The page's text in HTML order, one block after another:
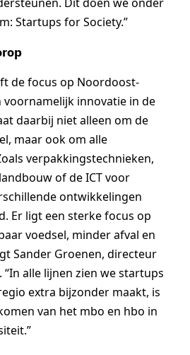
Startups for Society.”
de focus op Noordoost-
voornamelijk innovatie in de
daarbij niet alleen om de
maar ook om alle
verpakkingstechnieken,
of de ICT voor
ontwikkelingen
Er ligt een sterke focus op
voedsel, minder afval en
Sander Groenen, directeur
alle lijnen zien we startups
extra bijzonder maakt, is
van het mbo en hbo in